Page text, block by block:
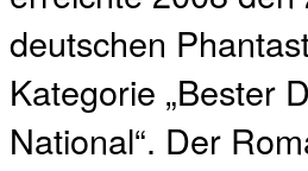
deutschen
Kategorie „Bester
National“. Der